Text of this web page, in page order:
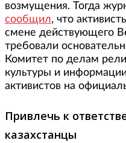
возмущения. Тогда
сообщил, что
смене действующего
требовали
Комитет по делам
культуры и
активистов на
Привлечь к
казахстанцы